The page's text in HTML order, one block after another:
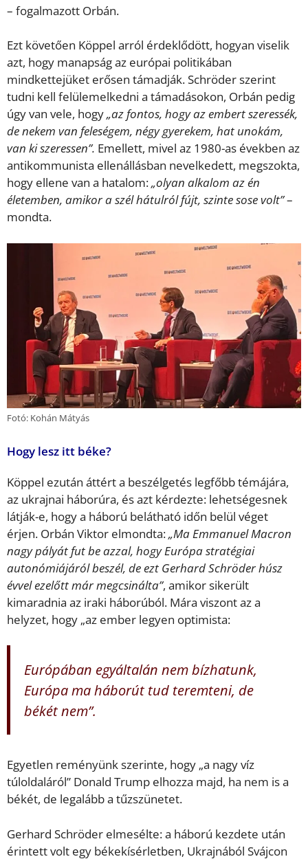
– fogalmazott Orbán.
Ezt követően Köppel arról érdeklődött, hogyan viselik
azt, hogy manapság az európai politikában
mindkettejüket erősen támadják. Schröder szerint
tudni kell felülemelkedni a támadásokon, Orbán pedig
úgy van vele, hogy„az fontos, hogy az embert szeressék,
de nekem van feleségem, négy gyerekem, hat unokám,
van ki szeressen”. Emellett, mivel az 1980-as években az
antikommunista ellenállásban nevelkedett, megszokta,
hogy ellene van a hatalom:„olyan alkalom az én
életemben, amikor a szél hátulról fújt, szinte sose volt”–
mondta.
Fotó: Kohán Mátyás
Hogy lesz itt béke?
Köppel ezután áttért a beszélgetés legfőbb témájára,
az ukrajnai háborúra, és azt kérdezte: lehetségesnek
látják-e, hogy a háború belátható időn belül véget
érjen. Orbán Viktor elmondta:„Ma Emmanuel Macron
nagy pályát fut be azzal, hogy Európa stratégiai
autonómiájáról beszél, de ezt Gerhard Schröder húsz
évvel ezelőtt már megcsinálta”, amikor sikerült
kimaradnia az iraki háborúból. Mára viszont az a
helyzet, hogy „az ember legyen optimista:
Európában egyáltalán nem bízhatunk,
Európa ma háborút tud teremteni, de
békét nem”.
Egyetlen reményünk szerinte, hogy „a nagy víz
túloldaláról” Donald Trump elhozza majd, ha nem is a
békét, de legalább a tűzszünetet.
Gerhard Schröder elmesélte: a háború kezdete után
érintett volt egy békekísérletben, Ukrajnából Svájcon